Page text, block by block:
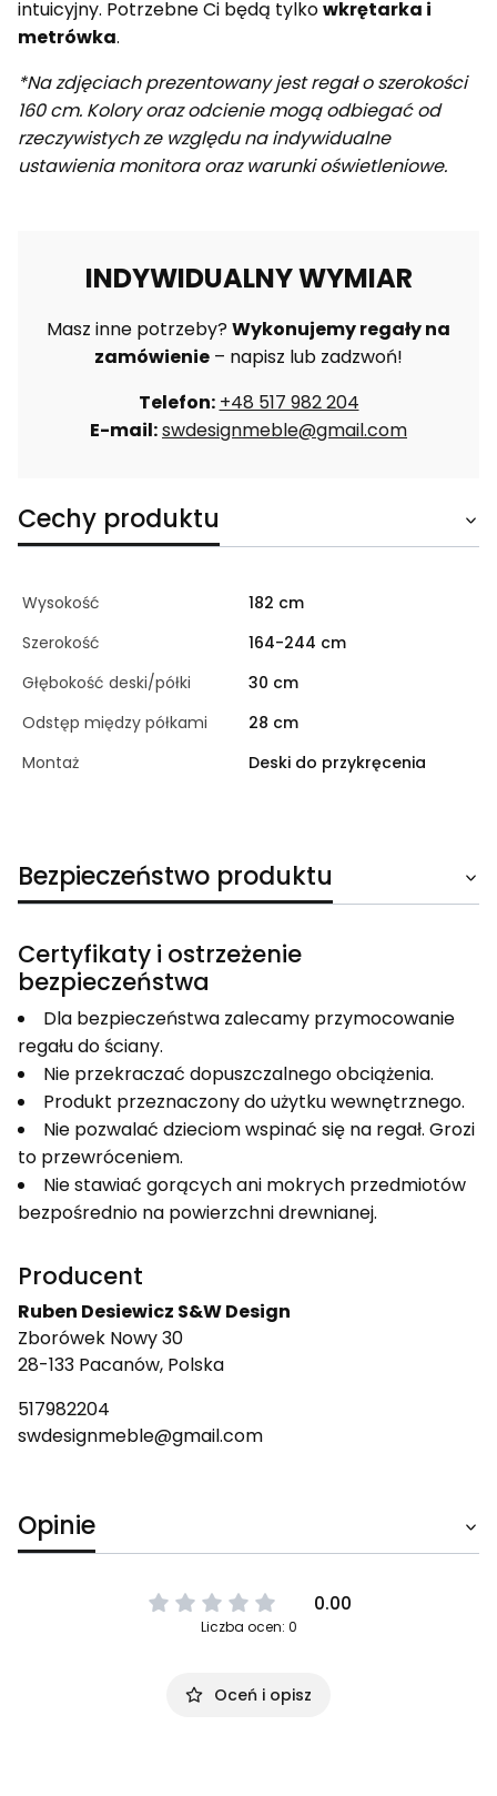
intuicyjny. Potrzebne Ci będą tylkowkrętarka i
metrówka.
*Na zdjęciach prezentowany jest regał o szerokości
160 cm. Kolory oraz odcienie mogą odbiegać od
rzeczywistych ze względu na indywidualne
ustawienia monitora oraz warunki oświetleniowe.
INDYWIDUALNY WYMIAR
Masz inne potrzeby?Wykonujemy regały na
zamówienie – napisz lub zadzwoń!
Telefon: +48 517 982 204
E-mail:swdesignmeble@gmail.com
Cechy produktu
Wysokość
182 cm
Szerokość
164-244 cm
Głębokość deski/półki
30 cm
Odstęp między półkami
28 cm
Montaż
Deski do przykręcenia
Bezpieczeństwo produktu
Certyfikaty i ostrzeżenie
bezpieczeństwa
Dla bezpieczeństwa zalecamy przymocowanie
regału do ściany.
Nie przekraczać dopuszczalnego obciążenia.
Produkt przeznaczony do użytku wewnętrznego.
Nie pozwalać dzieciom wspinać się na regał. Grozi
to przewróceniem.
Nie stawiać gorących ani mokrych przedmiotów
bezpośrednio na powierzchni drewnianej.
Producent
Ruben Desiewicz S&W Design
Zborówek Nowy 30
28-133 Pacanów, Polska
517982204
swdesignmeble@gmail.com
Opinie
0.00
Liczba ocen: 0
Oceń i opisz